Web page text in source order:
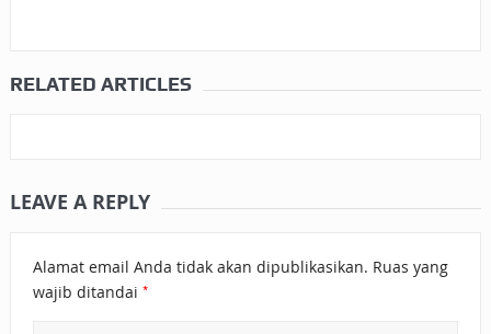
RELATED ARTICLES
LEAVE A REPLY
Alamat email Anda tidak akan dipublikasikan. Ruas yang
wajib ditandai *